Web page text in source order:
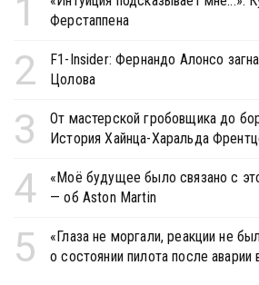
1
Ферстаппена
2
F1-Insider: Фернандо Алонсо
Цолова
3
От мастерской гробовщика до
История Хайнца-Харальда
4
«Моё будущее было связано с
— об Aston Martin
5
«Глаза не моргали, реакции не
о состоянии пилота после аварии